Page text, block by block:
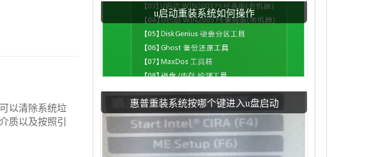
以清除系统垃
质以及按照引
u启动重装系统如何操作
惠普重装系统按哪个键进入u盘启动